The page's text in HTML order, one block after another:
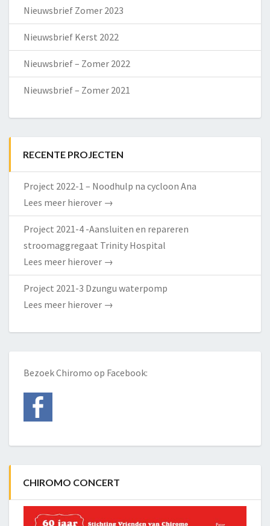
Nieuwsbrief Zomer 2023
Nieuwsbrief Kerst 2022
Nieuwsbrief – Zomer 2022
Nieuwsbrief – Zomer 2021
RECENTE PROJECTEN
Project 2022-1 – Noodhulp na cycloon Ana
Lees meer hierover →
Project 2021-4 -Aansluiten en repareren
stroomaggregaat Trinity Hospital
Lees meer hierover →
Project 2021-3 Dzungu waterpomp
Lees meer hierover →
Bezoek Chiromo op Facebook:
CHIROMO CONCERT